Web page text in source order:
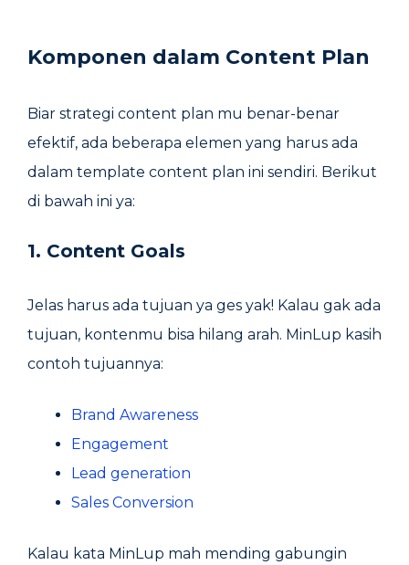
Komponen dalam Content Plan
Biar strategi content plan mu benar-benar
efektif, ada beberapa elemen yang harus ada
dalam template content plan ini sendiri. Berikut
di bawah ini ya:
1. Content Goals
Jelas harus ada tujuan ya ges yak! Kalau gak ada
tujuan, kontenmu bisa hilang arah. MinLup kasih
contoh tujuannya:
Brand Awareness
Engagement
Lead generation
Sales Conversion
Kalau kata MinLup mah mending gabungin